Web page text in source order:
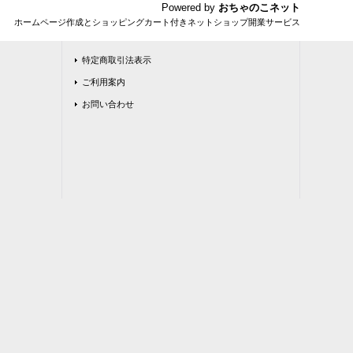
Powered by おちゃのこネット
ホームページ作成とショッピングカート付きネットショップ開業サービス
特定商取引法表示
ご利用案内
お問い合わせ